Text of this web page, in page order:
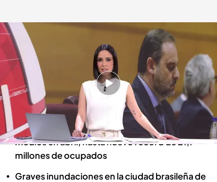
Las noticias, de la mano de Alba Lago
Redacción digital Noticias Cuatro
06 MAY 2024 - 16:18h.
José Luis Ábalos comparece en la comisión de
investigación del caso Koldo en el Senado
La Seguridad Social gana 200.000 afiliados
medios en abril, hasta nuevo récord de 21,1
millones de ocupados
Graves inundaciones en la ciudad brasileña de